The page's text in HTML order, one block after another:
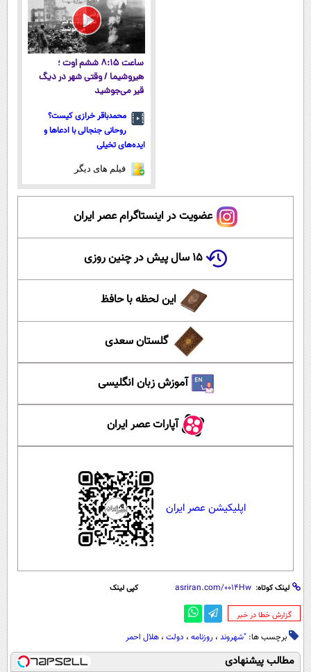
ساعت ۸:۱۵ ششم اوت ؛
هیروشیما / وقتی شهر در دیگ
قیر می‌جوشید
محمدباقر خرازی کیست؟
روحانی جنجالی با ادعاها و
ایده‌های تخیلی
فیلم های دیگر
عضویت در اینستاگرام عصر ایران
۱۵ سال پیش در چنین روزی
این لحظه با حافظ
گلستان سعدی
آموزش زبان انگلیسی
آپارات عصر ایران
اپلیکیشن عصر ایران
لینک کوتاه: کپی لینک
‌گزارش خطا در خبر
برچسب ها: "شهروند ، روزنامه ، دولت ، هلال احمر
مطالب پیشنهادی